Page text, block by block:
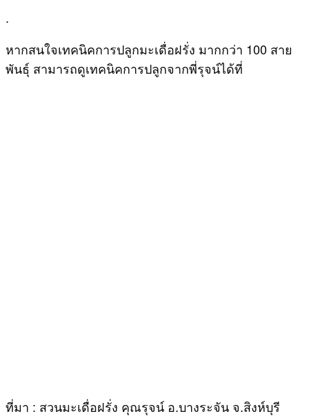
.
หากสนใจเทคนิคการปลูกมะเดื่อฝรั่ง มากกว่า 100 สาย
พันธุ์ สามารถดูเทคนิคการปลูกจากพี่รุจน์ได้ที่
ที่มา : สวนมะเดื่อฝรั่ง คุณรุจน์ อ.บางระจัน จ.สิงห์บุรี